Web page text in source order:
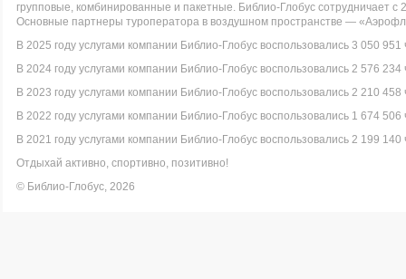
групповые, комбинированные и пакетные. Библио-Глобус сотрудничает
Основные партнеры туроператора в воздушном пространстве —
В 2025 году услугами компании Библио-Глобус воспользовались 3 050 951
В 2024 году услугами компании Библио-Глобус воспользовались 2 576 234
В 2023 году услугами компании Библио-Глобус воспользовались 2 210 458
В 2022 году услугами компании Библио-Глобус воспользовались 1 674 506
В 2021 году услугами компании Библио-Глобус воспользовались 2 199 140
Отдыхай активно, спортивно, позитивно!
© Библио-Глобус, 2026